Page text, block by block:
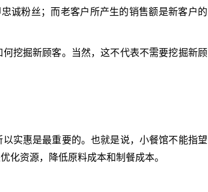
诚粉丝；而老客户所产生的销售额是新客户的
挖掘新顾客。当然，这不代表不需要挖掘新顾
实惠是最重要的。也就是说，小餐馆不能指望
化资源，降低原料成本和制餐成本。